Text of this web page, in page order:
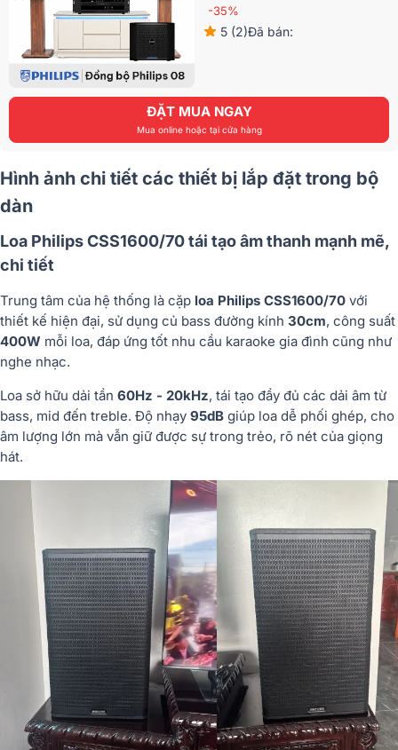
-35%
5 (2)Đã bán:
ĐẶT MUA NGAY
Mua online hoặc tại cửa hàng
Hình ảnh chi tiết các thiết bị lắp đặt trong bộ
dàn
Loa Philips CSS1600/70 tái tạo âm thanh mạnh mẽ,
chi tiết
Trung tâm của hệ thống là cặp loa Philips CSS1600/70 với
thiết kế hiện đại, sử dụng củ bass đường kính 30cm, công suất
400W mỗi loa, đáp ứng tốt nhu cầu karaoke gia đình cũng như
nghe nhạc.
Loa sở hữu dải tần 60Hz - 20kHz, tái tạo đầy đủ các dải âm từ
bass, mid đến treble. Độ nhạy 95dB giúp loa dễ phối ghép, cho
âm lượng lớn mà vẫn giữ được sự trong trẻo, rõ nét của giọng
hát.